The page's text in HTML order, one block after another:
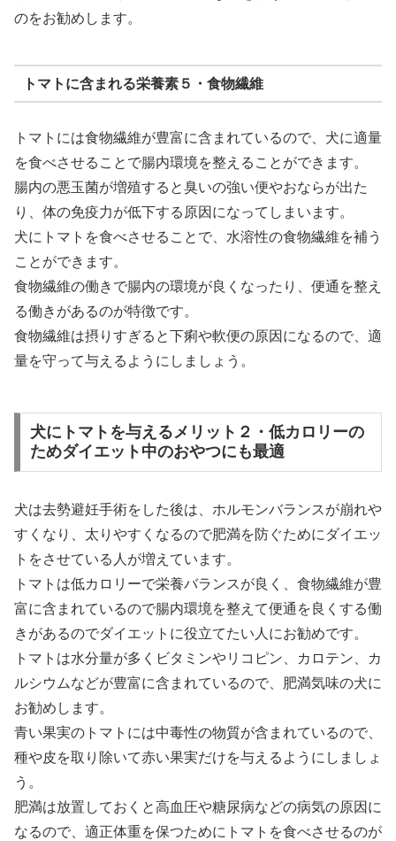
のをお勧めします。
トマトに含まれる栄養素５・食物繊維
トマトには食物繊維が豊富に含まれているので、犬に適量
を食べさせることで腸内環境を整えることができます。
腸内の悪玉菌が増殖すると臭いの強い便やおならが出た
り、体の免疫力が低下する原因になってしまいます。
犬にトマトを食べさせることで、水溶性の食物繊維を補う
ことができます。
食物繊維の働きで腸内の環境が良くなったり、便通を整え
る働きがあるのが特徴です。
食物繊維は摂りすぎると下痢や軟便の原因になるので、適
量を守って与えるようにしましょう。
犬にトマトを与えるメリット２・低カロリーの
ためダイエット中のおやつにも最適
犬は去勢避妊手術をした後は、ホルモンバランスが崩れや
すくなり、太りやすくなるので肥満を防ぐためにダイエッ
トをさせている人が増えています。
トマトは低カロリーで栄養バランスが良く、食物繊維が豊
富に含まれているので腸内環境を整えて便通を良くする働
きがあるのでダイエットに役立てたい人にお勧めです。
トマトは水分量が多くビタミンやリコピン、カロテン、カ
ルシウムなどが豊富に含まれているので、肥満気味の犬に
お勧めします。
青い果実のトマトには中毒性の物質が含まれているので、
種や皮を取り除いて赤い果実だけを与えるようにしましょ
う。
肥満は放置しておくと高血圧や糖尿病などの病気の原因に
なるので、適正体重を保つためにトマトを食べさせるのが